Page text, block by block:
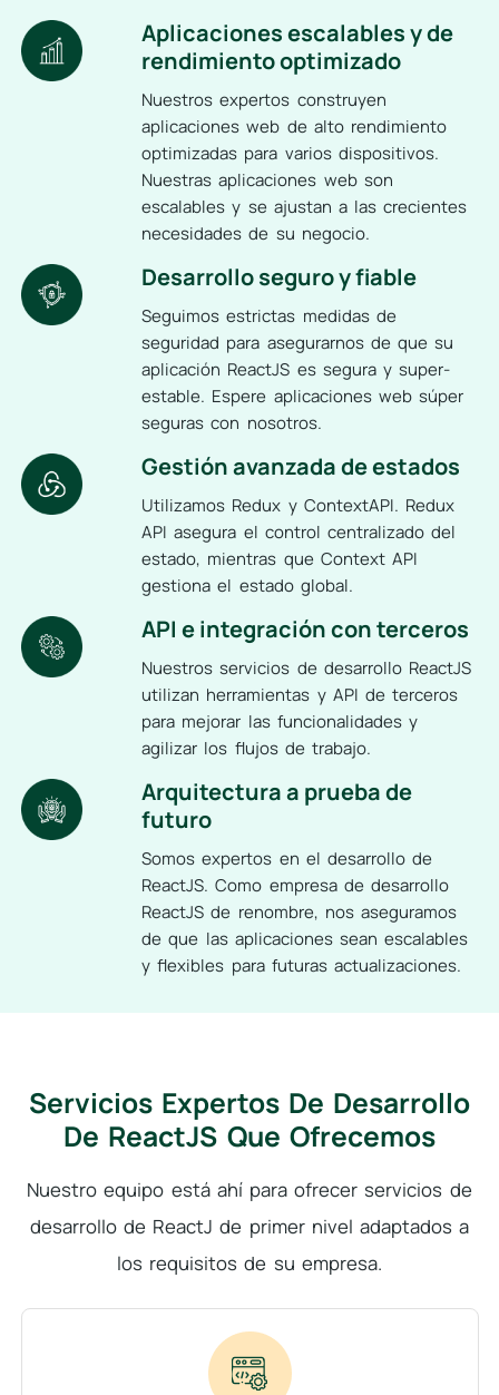
Aplicaciones escalables y de
rendimiento optimizado
Nuestros expertos construyen
aplicaciones web de alto rendimiento
optimizadas para varios dispositivos.
Nuestras aplicaciones web son
escalables y se ajustan a las crecientes
necesidades de su negocio.
Desarrollo seguro y fiable
Seguimos estrictas medidas de
seguridad para asegurarnos de que su
aplicación ReactJS es segura y super-
estable. Espere aplicaciones web súper
seguras con nosotros.
Gestión avanzada de estados
Utilizamos Redux y ContextAPI. Redux
API asegura el control centralizado del
estado, mientras que Context API
gestiona el estado global.
API e integración con terceros
Nuestros servicios de desarrollo ReactJS
utilizan herramientas y API de terceros
para mejorar las funcionalidades y
agilizar los flujos de trabajo.
Arquitectura a prueba de
futuro
Somos expertos en el desarrollo de
ReactJS. Como empresa de desarrollo
ReactJS de renombre, nos aseguramos
de que las aplicaciones sean escalables
y flexibles para futuras actualizaciones.
Servicios Expertos De Desarrollo
De ReactJS Que Ofrecemos
Nuestro equipo está ahí para ofrecer servicios de
desarrollo de ReactJ de primer nivel adaptados a
los requisitos de su empresa.